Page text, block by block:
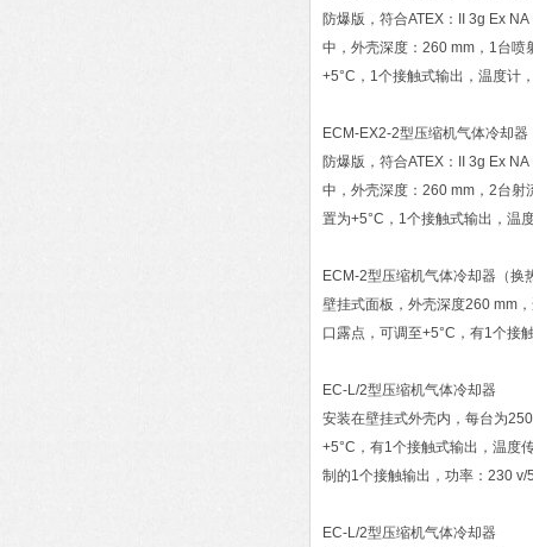
防爆版，符合ATEX：II 3g Ex
中，外壳深度：260 mm，1台喷
+5°C，1个接触式输出，温度计
ECM-EX2-2型压缩机气体冷却器
防爆版，符合ATEX：II 3g Ex
中，外壳深度：260 mm，2台射
置为+5°C，1个接触式输出，温
ECM-2型压缩机气体冷却器（换
壁挂式面板，外壳深度260 mm
口露点，可调至+5°C，有1个接
EC-L/2型压缩机气体冷却器
安装在壁挂式外壳内，每台为
+5°C，有1个接触式输出，温度
制的1个接触输出，功率：230 v/
EC-L/2型压缩机气体冷却器